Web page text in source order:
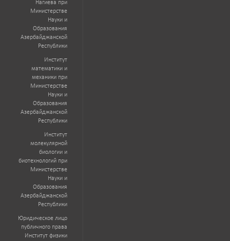
Нагиева при
Министерстве
Науки и
Образования
Азербайджанской
Республики
Институт
математики и
механики при
Министерстве
Науки и
Образования
Азербайджанской
Республики
Институт
молекулярной
биологии и
биотехнологий при
Министерстве
Науки и
Образования
Азербайджанской
Республики
Юридическое лицо
публичного права
Институт физики